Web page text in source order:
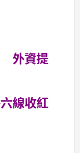
外資提
線收紅